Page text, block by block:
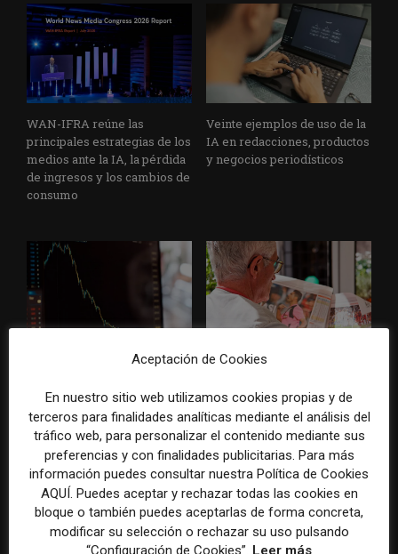
WAN-IFRA reúne las
principales estrategias de los
medios ante la IA, la pérdida
de ingresos y los cambios de
consumo
Veinte ejemplos de uso de la
IA en redacciones, productos
y negocios periodísticos
La bolsa ha borrado hasta el
grandes grupos de prensa
tradicionales
Los medios tienen audiencia,
cómo activar a los lectores
que siguen las noticias en
silencio
Aceptación de Cookies
En nuestro sitio web utilizamos cookies propias y de
terceros para finalidades analíticas mediante el análisis del
tráfico web, para personalizar el contenido mediante sus
preferencias y con finalidades publicitarias. Para más
información puedes consultar nuestra Política de Cookies
AQUÍ. Puedes aceptar y rechazar todas las cookies en
bloque o también puedes aceptarlas de forma concreta,
modificar su selección o rechazar su uso pulsando